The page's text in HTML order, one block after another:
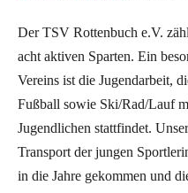
Der TSV Rottenbuch e.V.
acht aktiven Sparten. Ein
Vereins ist die Jugendarbeit,
Fußball sowie Ski/Rad/Lauf
Jugendlichen stattfindet.
Transport der jungen
in die Jahre gekommen und